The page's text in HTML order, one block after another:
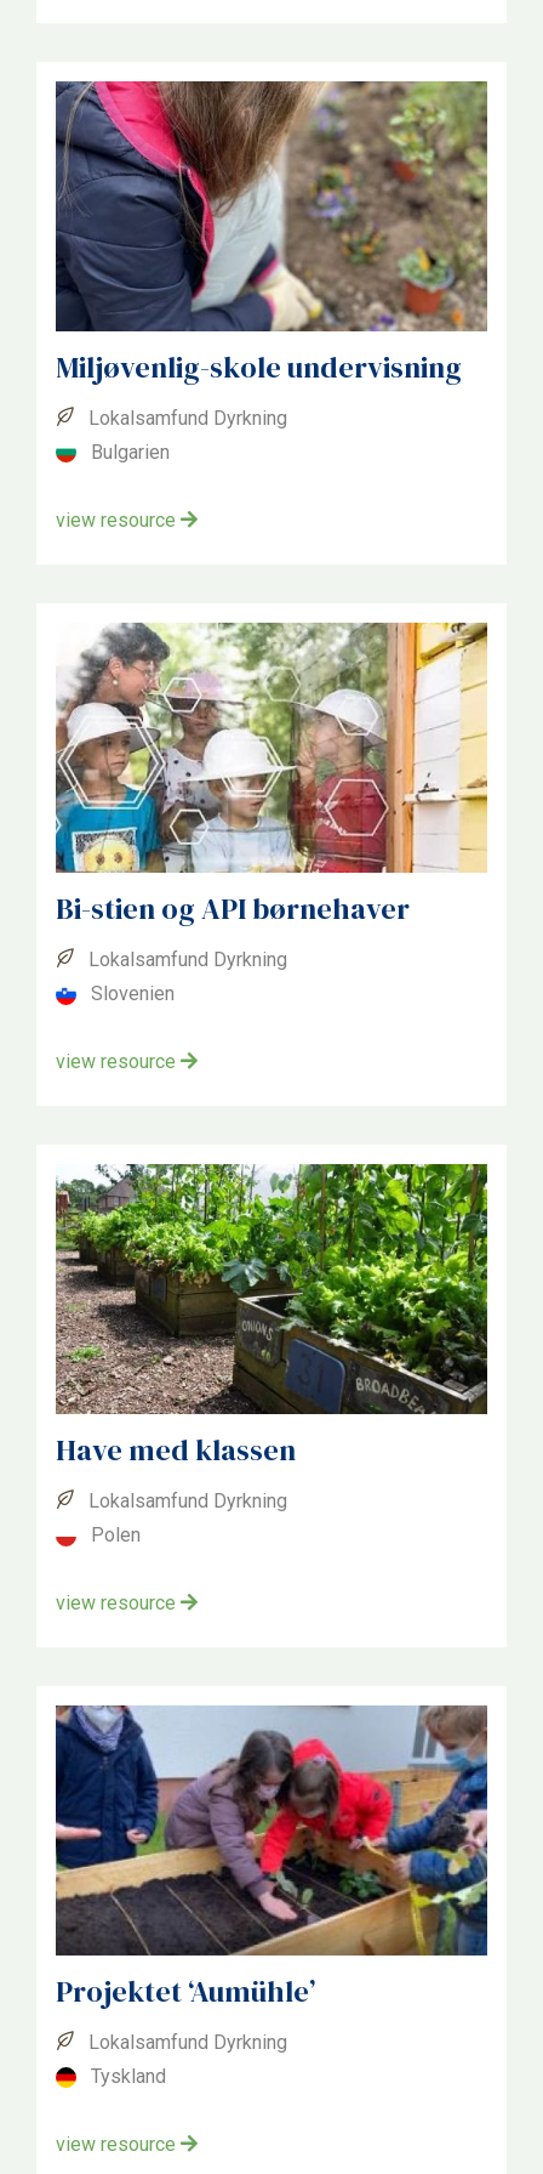
Danmark
Tyskland
Italien
Polen
Slovenien
Miljøvenlig-skole undervisning
Lokalsamfund Dyrkning
Bulgarien
view resource
Bi-stien og API børnehaver
Lokalsamfund Dyrkning
Slovenien
view resource
Have med klassen
Lokalsamfund Dyrkning
Polen
view resource
Projektet ‘Aumühle’
Lokalsamfund Dyrkning
Tyskland
view resource